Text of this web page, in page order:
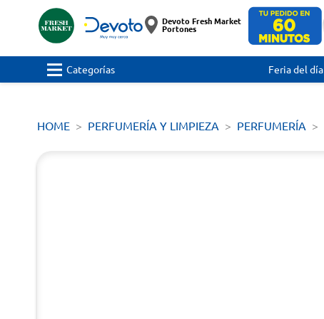
Devoto Fresh Market
Portones
Categorías Feria del día
HOME PERFUMERÍA Y LIMPIEZA PERFUMERÍA